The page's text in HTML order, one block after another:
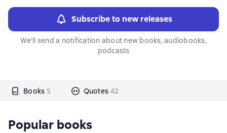
Subscribe to new releases
We'll send a notification about new books, audiobooks,
podcasts
Books 5 Quotes 42
Popular books